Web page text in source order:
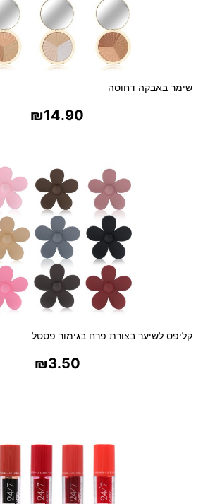
שימר באבקה דחוסה
₪14.90
קליפס לשיער בצורת פרח בגימור פסטל
₪3.50